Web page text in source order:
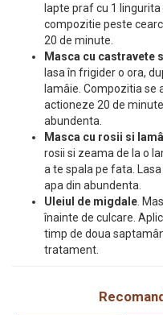
lapte praf cu 1
compozitie peste
20 de minute.
Masca cu castravete
lasa în frigider o ora,
lamâie. Compozitia se
actioneze 20 de
abundenta.
Masca cu rosii si
rosii si zeama de la o
a te spala pe fata.
apa din abundenta.
Uleiul de migdale .
înainte de culcare.
timp de doua
tratament.